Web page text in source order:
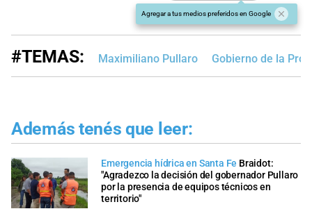
Agregar a tus medios preferidos en Google
#TEMAS: Maximiliano Pullaro Gobierno de la
Además tenés que leer:
Emergencia hídrica en Santa Fe Braidot:
"Agradezco la decisión del gobernador Pullaro
por la presencia de equipos técnicos en
territorio"